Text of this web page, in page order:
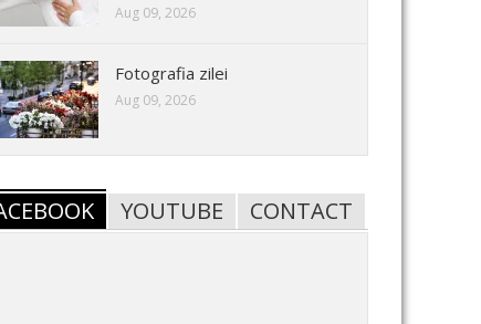
Aug 09, 2026
Fotografia zilei
Aug 09, 2026
YOUTUBE CONTACT